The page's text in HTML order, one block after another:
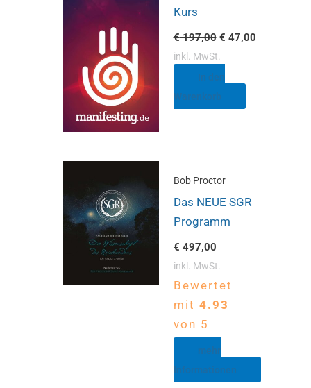
Kurs
€197,00 € 47,00
inkl. MwSt.
In den
Warenkorb
Bob Proctor
Das NEUE SGR
Programm
€ 497,00
inkl. MwSt.
Bewertet
mit 4.93
von 5
mehr
Informationen